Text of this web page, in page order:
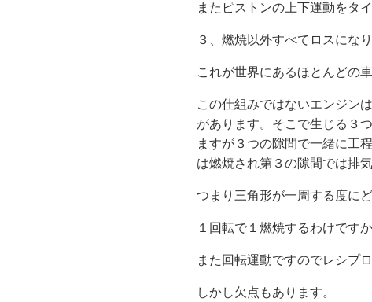
またピストンの上下運動をタ
３、燃焼以外すべてロスになり
これが世界にあるほとんどの
この仕組みではないエンジン
があります。そこで生じる３
ますが３つの隙間で一緒に工
は燃焼され第３の隙間では排
つまり三角形が一周する度に
１回転で１燃焼するわけです
また回転運動ですのでレシプ
しかし欠点もあります。